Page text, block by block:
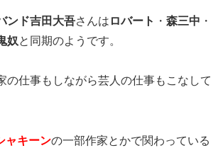
ンド吉田大吾さんは ロバート ・ 森三中 ・
奴と同期のようです。
の仕事もしながら芸人の仕事もこなして
ャキーンの一部作家とかで関わっている